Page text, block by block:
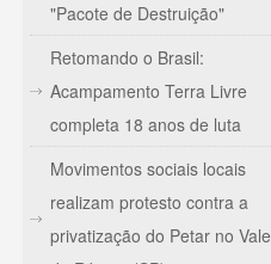
"Pacote de Destruição"
Retomando o Brasil:
Acampamento Terra Livre
completa 18 anos de luta
Movimentos sociais locais
realizam protesto contra a
privatização do Petar no Vale